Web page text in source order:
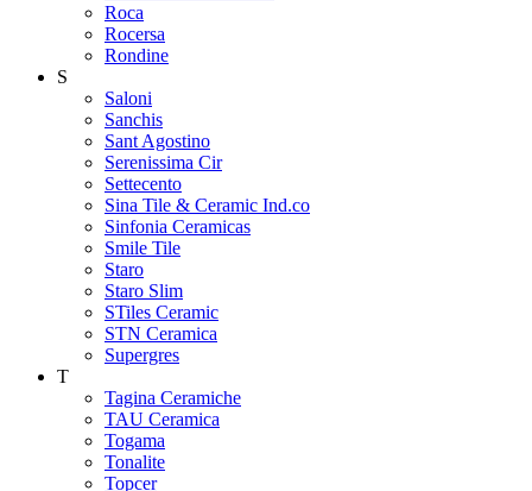
Roca
Rocersa
Rondine
S
Saloni
Sanchis
Sant Agostino
Serenissima Cir
Settecento
Sina Tile & Ceramic Ind.co
Sinfonia Ceramicas
Smile Tile
Staro
Staro Slim
STiles Ceramic
STN Ceramica
Supergres
T
Tagina Ceramiche
TAU Ceramica
Togama
Tonalite
Topcer